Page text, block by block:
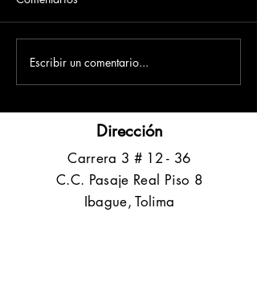
Escribir un comentario...
Dirección
​Carrera 3 # 12 - 36
C.C. Pasaje Real Piso 8
Ibague, Tolima